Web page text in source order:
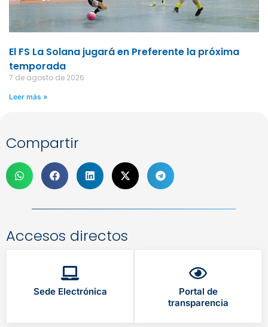
El FS La Solana jugará en Preferente la próxima
temporada
7 de agosto de 2026
Leer más »
Compartir
Accesos directos
Sede Electrónica
Portal de
transparencia